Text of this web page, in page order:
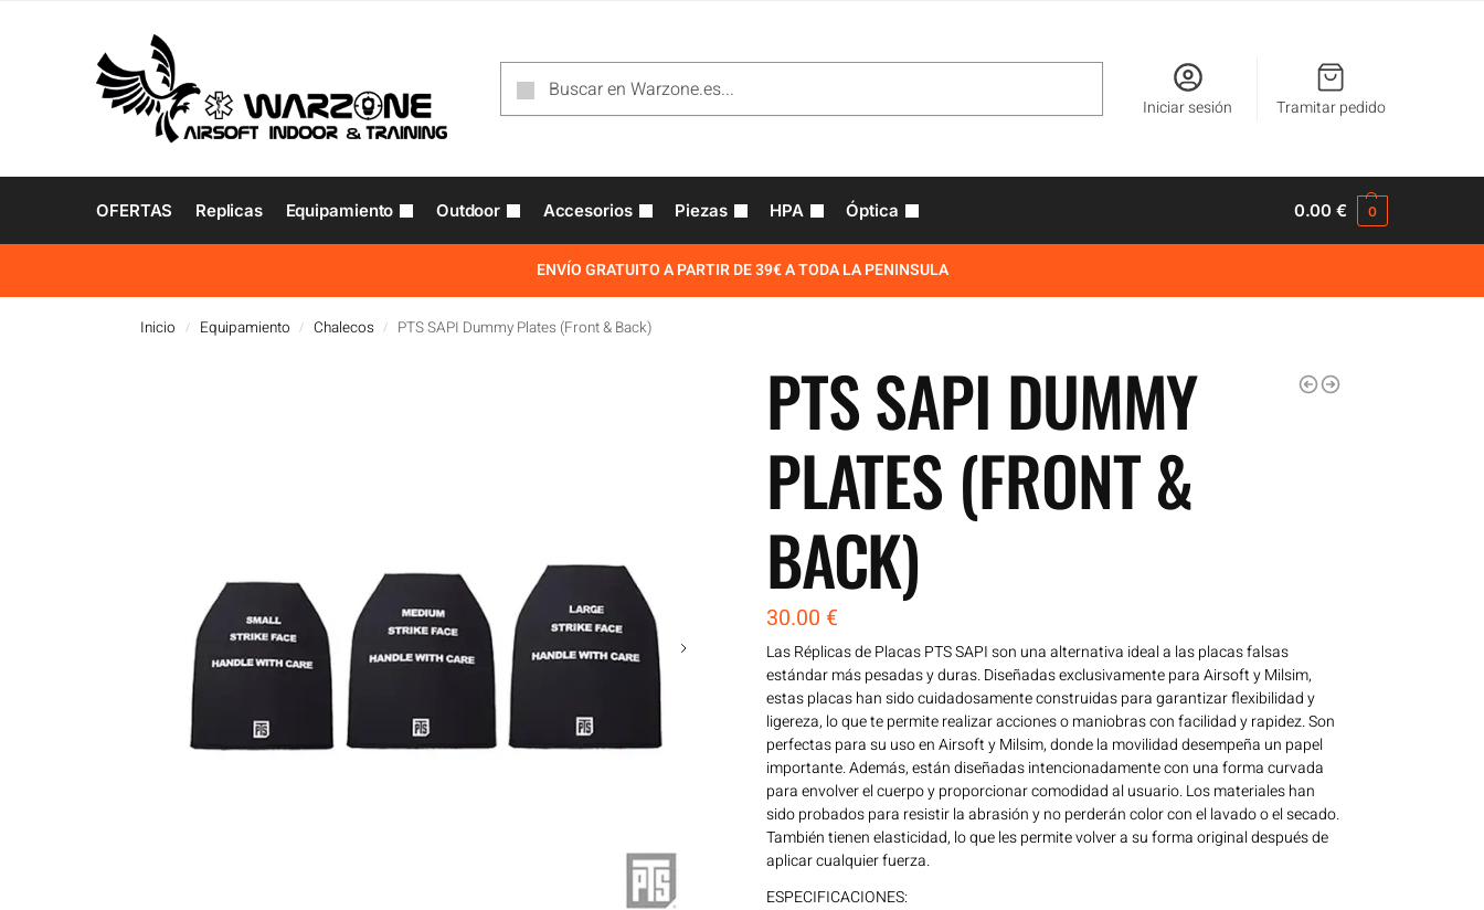
Iniciar sesión Tramitar pedido
OFERTAS Replicas Equipamiento Outdoor Accesorios Piezas HPA Óptica 0.00€ 0
ENVÍO GRATUITO A PARTIR DE 39€ A TODA LA PENINSULA
Inicio / Equipamiento / Chalecos / PTS SAPI Dummy Plates (Front & Back)
PTS SAPI DUMMY
PLATES (FRONT &
BACK)
30.00 €
Las Réplicas de Placas PTS SAPI son una alternativa ideal a las placas falsas
estándar más pesadas y duras. Diseñadas exclusivamente para Airsoft y Milsim,
estas placas han sido cuidadosamente construidas para garantizar flexibilidad y
ligereza, lo que te permite realizar acciones o maniobras con facilidad y rapidez. Son
perfectas para su uso en Airsoft y Milsim, donde la movilidad desempeña un papel
importante. Además, están diseñadas intencionadamente con una forma curvada
para envolver el cuerpo y proporcionar comodidad al usuario. Los materiales han
sido probados para resistir la abrasión y no perderán color con el lavado o el secado.
También tienen elasticidad, lo que les permite volver a su forma original después de
aplicar cualquier fuerza.
ESPECIFICACIONES: